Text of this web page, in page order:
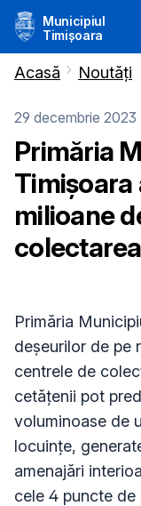
Municipiul
Timișoara
Acasă Noutăți
29 decembrie 2023
Primăria
Timișoara
milioane
Primăria
deșeurilor de pe
centrele de
cetățenii pot
voluminoase de
locuințe,
amenajări
cele 4 puncte